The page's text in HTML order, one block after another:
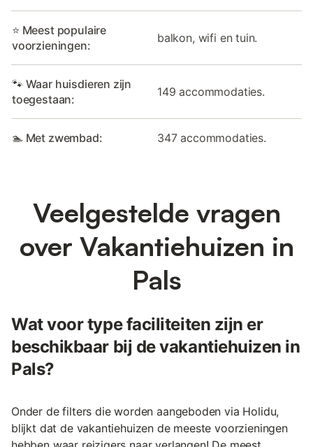
⭐ Meest populaire
voorzieningen:
balkon, wifi en tuin.
🐾 Waar huisdieren zijn
toegestaan:
149 accommodaties.
🏊 Met zwembad: 347 accommodaties.
Veelgestelde vragen
over Vakantiehuizen in
Pals
Wat voor type faciliteiten zijn er
beschikbaar bij de vakantiehuizen in
Pals?
Onder de filters die worden aangeboden via Holidu,
blijkt dat de vakantiehuizen de meeste voorzieningen